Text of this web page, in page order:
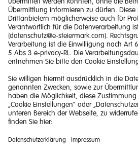
Impressum
Barrierefreiheitserklärung